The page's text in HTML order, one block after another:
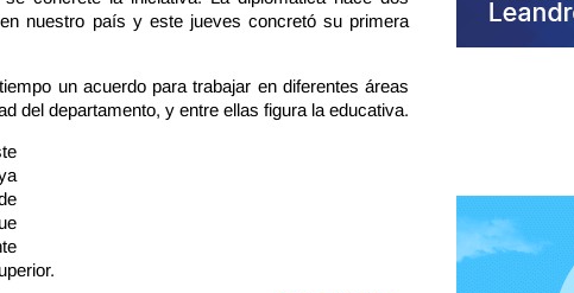
nuestro país y este jueves concretó su primera
un acuerdo para trabajar en diferentes áreas
del departamento, y entre ellas figura la educativa.